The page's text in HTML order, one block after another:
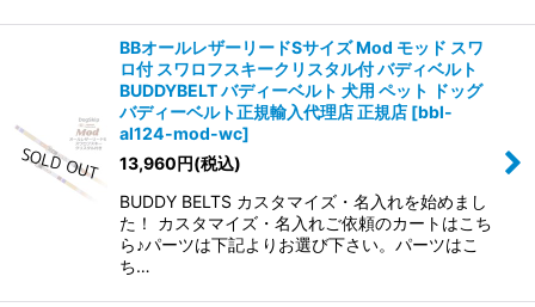
BBオールレザーリードSサイズ Mod モッド スワ
ロ付 スワロフスキークリスタル付 バディベルト
BUDDYBELT バディーベルト 犬用 ペット ドッグ
バディーベルト正規輸入代理店 正規店 [bbl-
al124-mod-wc]
13,960円(税込)
BUDDY BELTS カスタマイズ・名入れを始めまし
た！ カスタマイズ・名入れご依頼のカートはこち
ら♪パーツは下記よりお選び下さい。パーツはこ
ち…